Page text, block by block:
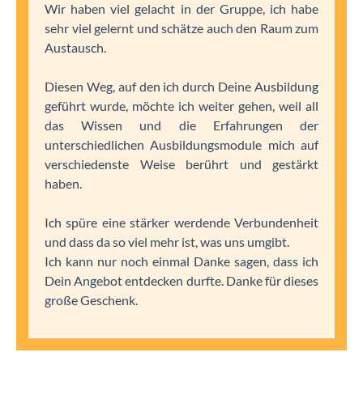
Wir haben viel gelacht in der Gruppe, ich habe
sehr viel gelernt und schätze auch den Raum zum
Austausch.
Diesen Weg, auf den ich durch Deine Ausbildung
geführt wurde, möchte ich weiter gehen, weil all
das Wissen und die Erfahrungen der
unterschiedlichen Ausbildungsmodule mich auf
verschiedenste Weise berührt und gestärkt
haben.
Ich spüre eine stärker werdende Verbundenheit
und dass da so viel mehr ist, was uns umgibt.
Ich kann nur noch einmal Danke sagen, dass ich
Dein Angebot entdecken durfte. Danke für dieses
große Geschenk.